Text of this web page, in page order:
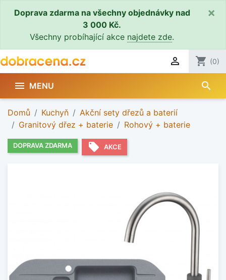
Doprava zdarma na všechny objednávky nad
3 000 Kč.
Všechny probíhající akce najdete zde.
×
 shopping_cart (0)
 MENU search
Domů Kuchyň
Akční sety dřezů a baterií
Granitový dřez + baterie
Rohový + baterie
DOPRAVA ZDARMA local_offer AKCE